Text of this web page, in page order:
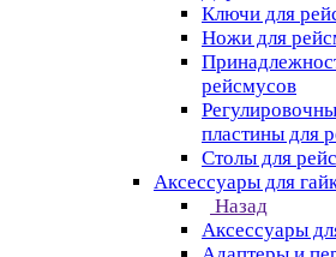
Ключи для
Ножи для
рейсмусов
пластины для
Столы для
Аксессуары для
Назад
Аксессуары